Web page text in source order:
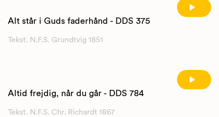
Alt står i Guds faderhånd - DDS 375
Tekst. N.F.S. Grundtvig 1851
Altid frejdig, når du går - DDS 784
Tekst. N.F.S. Chr. Richardt 1867